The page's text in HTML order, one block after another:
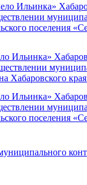
Ильинка»
поселения
Ильинка»
Хабаровского
Ильинка»
поселения